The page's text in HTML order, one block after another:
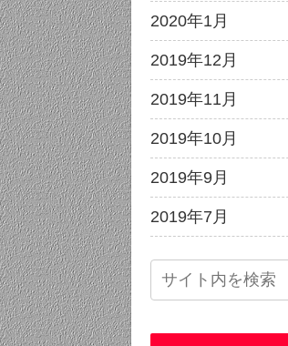
2020年1月
2019年12月
2019年11月
2019年10月
2019年9月
2019年7月